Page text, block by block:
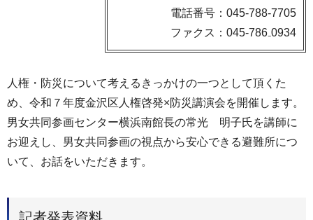
電話番号：045-788-7705
ファクス：045-786₋0934
人権・防災について考えるきっかけの一つとして頂くた
め、令和７年度金沢区人権啓発×防災講演会を開催します。
男女共同参画センター横浜南館長の常光 明子氏を講師に
お迎えし、男女共同参画の視点から安心できる避難所につ
いて、お話をいただきます。